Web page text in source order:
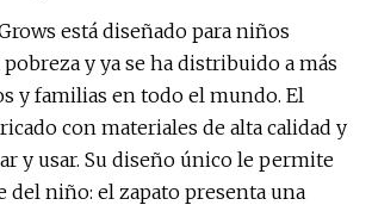
está diseñado para niños
y ya se ha distribuido a más
y familias en todo el mundo. El
con materiales de alta calidad y
y usar. Su diseño único le permite
del niño: el zapato presenta una